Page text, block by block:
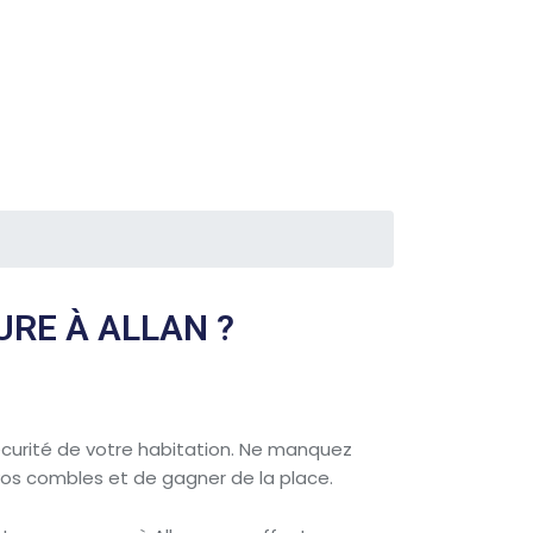
À ALLAN ?
de votre habitation. Ne manquez
combles et de gagner de la place.